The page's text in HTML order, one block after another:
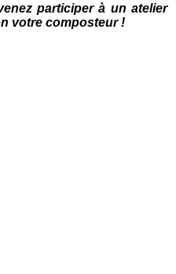
participer à un atelier
retirer sans facturation votre composteur !